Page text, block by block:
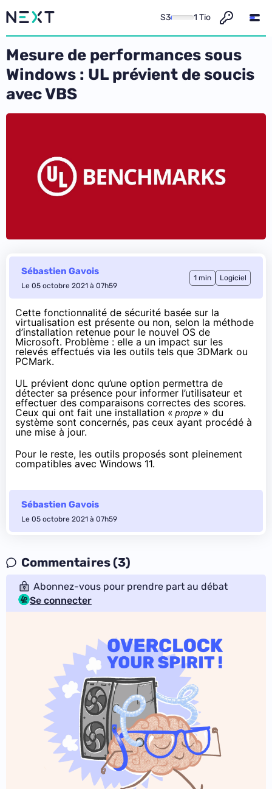
S3 1 Tio
Mesure de performances sous
Windows : UL prévient de soucis
avec VBS
Sébastien Gavois
Le 05 octobre 2021 à 07h59
1 min Logiciel
Cette fonctionnalité de sécurité basée sur la
virtualisation est présente ou non, selon la méthode
d’installation retenue pour le nouvel OS de
Microsoft. Problème : elle a un impact sur les
relevés effectués via les outils tels que 3DMark ou
PCMark.
UL prévient donc qu’une option permettra de
détecter sa présence pour informer l’utilisateur et
effectuer des comparaisons correctes des scores.
Ceux qui ont fait une installation « propre » du
système sont concernés, pas ceux ayant procédé à
une mise à jour.
Pour le reste, les outils proposés sont pleinement
compatibles avec Windows 11.
Sébastien Gavois
Le 05 octobre 2021 à 07h59
Commentaires (3)
Abonnez-vous pour prendre part au débat
Se connecter